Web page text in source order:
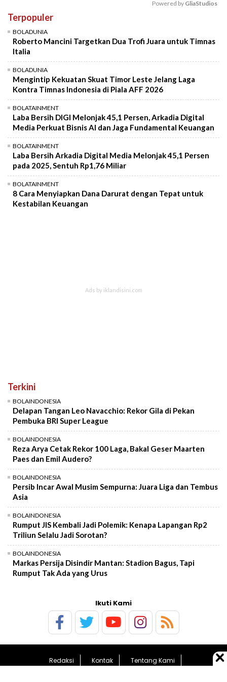
Powered by GliaStudios
Terpopuler
BOLADUNIA
Roberto Mancini Targetkan Dua Trofi Juara untuk Timnas
Italia
BOLADUNIA
Mengintip Kekuatan Skuat Timor Leste Jelang Laga
Kontra Timnas Indonesia di Piala AFF 2026
BOLATAINMENT
Laba Bersih DIGI Melonjak 45,1 Persen, Arkadia Digital
Media Perkuat Bisnis AI dan Jaga Fundamental Keuangan
BOLATAINMENT
Laba Bersih Arkadia Digital Media Melonjak 45,1 Persen
pada 2025, Sentuh Rp1,76 Miliar
BOLATAINMENT
8 Cara Menyiapkan Dana Darurat dengan Tepat untuk
Kestabilan Keuangan
Terkini
BOLAINDONESIA
Delapan Tangan Leo Navacchio: Rekor Gila di Pekan
Pembuka BRI Super League
BOLAINDONESIA
Reza Arya Cetak Rekor 100 Laga, Bakal Geser Maarten
Paes dan Emil Audero?
BOLAINDONESIA
Persib Incar Awal Musim Sempurna: Juara Liga dan Tembus
Asia
BOLAINDONESIA
Rumput JIS Kembali Jadi Polemik: Kenapa Lapangan Rp2
Triliun Selalu Jadi Sorotan?
BOLAINDONESIA
Markas Persija Disindir Mantan: Stadion Bagus, Tapi
Rumput Tak Ada yang Urus
Ikuti Kami
Redaksi Kontak
Tentang Kami